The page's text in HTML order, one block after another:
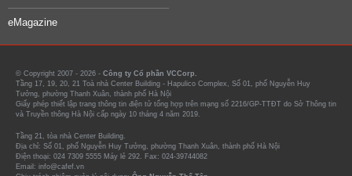
eMagazine
© Copyright 2007 - 2026 - Công ty Cổ phần VCCorp.
Tầng 17, 19, 20, 21 Toà nhà Center Building - Hapulico Complex, Số 01, phố Nguyễn Huy
Tưởng, phường Thanh Xuân, thành phố Hà Nội
Giấy phép thiết lập trang thông tin điện tử tổng hợp trên mạng số 2216/GP-TTĐT do Sở Thông tin
và Truyền thông Hà Nội cấp ngày 10 tháng 4 năm 2019.
Tầng 21, tòa nhà Center Building.
Địa chỉ: Số 01, phố Nguyễn Huy Tưởng, phường Thanh Xuân, thành phố Hà Nội
Điện thoại: 024 7309 5555 Máy lẻ 292. Fax: 024-39744082
Email: info@cafef.vn